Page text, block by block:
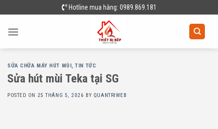
to
content
Hotline mua hàng: 0989.869.181
SỬA CHỮA MÁY HÚT MÙI,TIN TỨC
Sửa hút mùi Teka tại SG
POSTED ON 25 THÁNG 5, 2026 BY QUANTRIWEB